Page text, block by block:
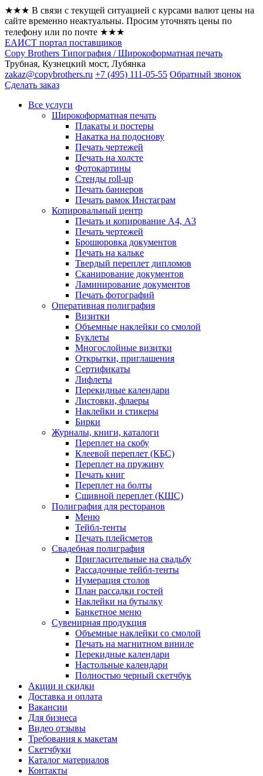
★★★ В связи с текущей ситуацией с курсами валют цены на
сайте временно неактуальны. Просим уточнять цены по
телефону или по почте ★★★
ЕАИСТ портал поставщиков
Copy Brothers Типография / Широкоформатная печать
Трубная, Кузнецкий мост, Лубянка
zakaz@copybrothers.ru +7 (495) 111-05-55 Обратный звонок
Сделать заказ
Все услуги
Широкоформатная печать
Плакаты и постеры
Накатка на подоснову
Печать чертежей
Печать на холсте
Фотокартины
Стенды roll-up
Печать баннеров
Печать рамок Инстаграм
Копировальный центр
Печать и копирование А4, А3
Печать чертежей
Брошюровка документов
Печать на кальке
Твердый переплет дипломов
Сканирование документов
Ламинирование документов
Печать фотографий
Оперативная полиграфия
Визитки
Объемные наклейки со смолой
Буклеты
Многослойные визитки
Открытки, приглашения
Сертификаты
Лифлеты
Перекидные календари
Листовки, флаеры
Наклейки и стикеры
Бирки
Журналы, книги, каталоги
Переплет на скобу
Клеевой переплет (КБС)
Переплет на пружину
Печать книг
Переплет на болты
Сшивной переплет (КШС)
Полиграфия для ресторанов
Меню
Тейбл-тенты
Печать плейсметов
Свадебная полиграфия
Пригласительные на свадьбу
Рассадочные тейбл-тенты
Нумерация столов
План рассадки гостей
Наклейки на бутылку
Банкетное меню
Сувенирная продукция
Объемные наклейки со смолой
Печать на магнитном виниле
Перекидные календари
Настольные календари
Полностью черный скетчбук
Акции и скидки
Доставка и оплата
Вакансии
Для бизнеса
Видео отзывы
Требования к макетам
Скетчбуки
Каталог материалов
Контакты